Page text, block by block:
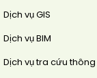
Dịch vụ GIS
Dịch vụ BIM
Dịch vụ tra cứu thông